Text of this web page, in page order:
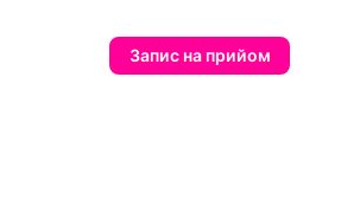
Запис на прийом